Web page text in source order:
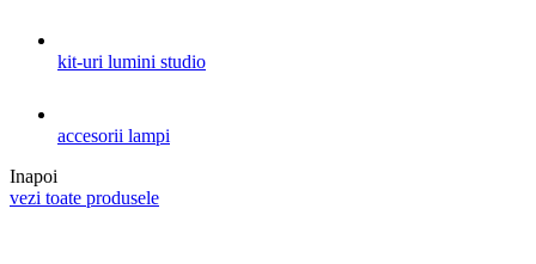
kit-uri lumini studio
accesorii lampi
Inapoi
vezi toate produsele